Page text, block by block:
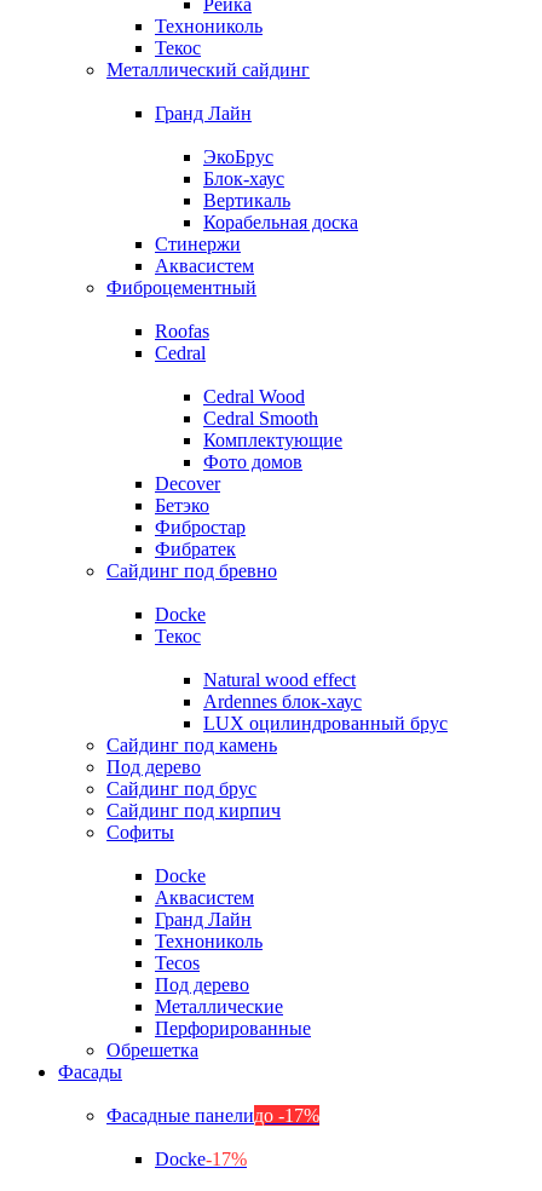
Рейка
Технониколь
Текос
Металлический сайдинг
Гранд Лайн
ЭкоБрус
Блок-хаус
Вертикаль
Корабельная доска
Стинержи
Аквасистем
Фиброцементный
Roofas
Cedral
Cedral Wood
Cedral Smooth
Комплектующие
Фото домов
Decover
Бетэко
Фибростар
Фибратек
Сайдинг под бревно
Docke
Текос
Natural wood effect
Ardennes блок-хаус
LUX оцилиндрованный брус
Сайдинг под камень
Под дерево
Сайдинг под брус
Сайдинг под кирпич
Софиты
Docke
Аквасистем
Гранд Лайн
Технониколь
Tecos
Под дерево
Металлические
Перфорированные
Обрешетка
Фасады
Фасадные панелидо -17%
Docke-17%